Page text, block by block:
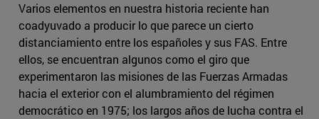
Varios elementos en nuestra historia reciente han
coadyuvado a producir lo que parece un cierto
distanciamiento entre los españoles y sus FAS. Entre
ellos, se encuentran algunos como el giro que
experimentaron las misiones de las Fuerzas Armadas
hacia el exterior con el alumbramiento del régimen
democrático en 1975; los largos años de lucha contra el